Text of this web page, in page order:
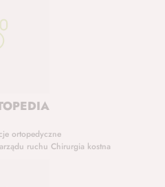
ortopedyczne
ruchu Chirurgia kostna